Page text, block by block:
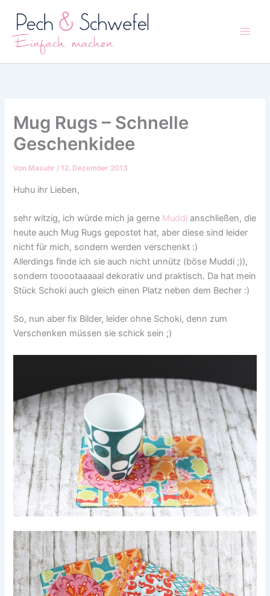
Inhalt
springen
Mug Rugs – Schnelle
Geschenkidee
Von Masuhr /12. Dezember 2013
Huhu ihr Lieben,
sehr witzig, ich würde mich ja gerne Muddi anschließen, die
heute auch Mug Rugs gepostet hat, aber diese sind leider
nicht für mich, sondern werden verschenkt :)
Allerdings finde ich sie auch nicht unnütz (böse Muddi ;)),
sondern tooootaaaaal dekorativ und praktisch. Da hat mein
Stück Schoki auch gleich einen Platz neben dem Becher :)
So, nun aber fix Bilder, leider ohne Schoki, denn zum
Verschenken müssen sie schick sein ;)